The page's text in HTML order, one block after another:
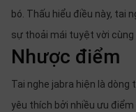
bó. Thấu hiểu điều này, tai
sự thoải mái tuyệt vời cùng
Nhược điểm
Tai nghe jabra hiện là
yêu thích bởi nhiều ưu